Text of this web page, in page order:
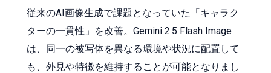
従来のAI画像生成で課題となっていた「キャラク
ターの一貫性」を改善。Gemini 2.5 Flash Image
は、同一の被写体を異なる環境や状況に配置して
も、外見や特徴を維持することが可能となりまし